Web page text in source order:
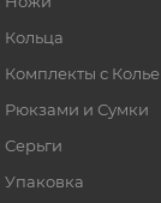
Кольца
Комплекты с Колье
Рюкзами и Сумки
Серьги
Упаковка